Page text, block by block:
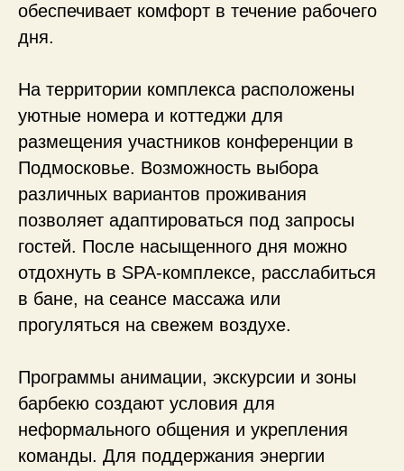
обеспечивает комфорт в течение рабочего
дня.
На территории комплекса расположены
уютные номера и коттеджи для
размещения участников конференции в
Подмосковье. Возможность выбора
различных вариантов проживания
позволяет адаптироваться под запросы
гостей. После насыщенного дня можно
отдохнуть в SPA-комплексе, расслабиться
в бане, на сеансе массажа или
прогуляться на свежем воздухе.
Программы анимации, экскурсии и зоны
барбекю создают условия для
неформального общения и укрепления
команды. Для поддержания энергии